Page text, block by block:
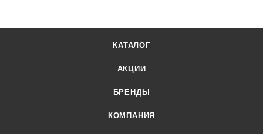
КАТАЛОГ
АКЦИИ
БРЕНДЫ
КОМПАНИЯ